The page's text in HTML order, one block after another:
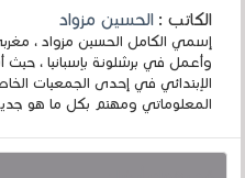
الكاتب :الحسين مزواد
وأعمل في برشلونة بإسبانيا ،
الإبتدائي في إحدى الجمعيات
المعلوماتي ومهتم بكل ما هو